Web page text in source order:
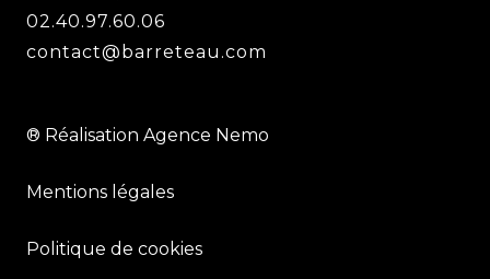
02.40.97.60.06
contact@barreteau.com
® Réalisation Agence Nemo
Mentions légales
Politique de cookies